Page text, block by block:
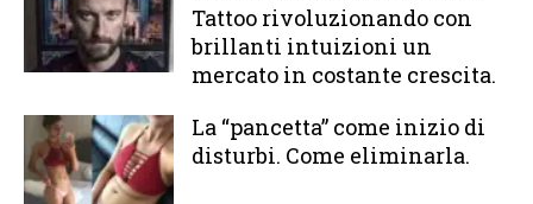
Tattoo rivoluzionando con
brillanti intuizioni un
mercato in costante crescita.
La “pancetta” come inizio di
disturbi. Come eliminarla.